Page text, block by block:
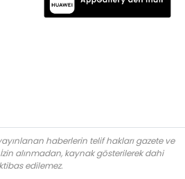
haberlerin telif hakları gazete ve
alınmadan, kaynak gösterilerek dahi
edilemez.